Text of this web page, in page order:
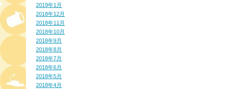
2019年1月
2018年12月
2018年11月
2018年10月
2018年9月
2018年8月
2018年7月
2018年6月
2018年5月
2018年4月